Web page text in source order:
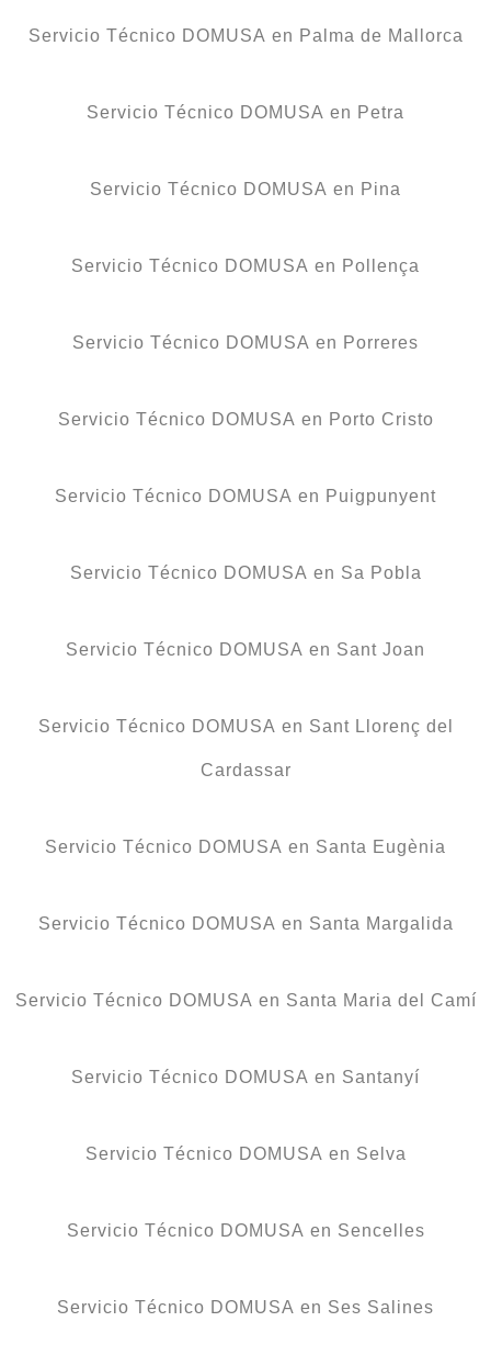
Servicio Técnico DOMUSA en Palma de Mallorca
Servicio Técnico DOMUSA en Petra
Servicio Técnico DOMUSA en Pina
Servicio Técnico DOMUSA en Pollença
Servicio Técnico DOMUSA en Porreres
Servicio Técnico DOMUSA en Porto Cristo
Servicio Técnico DOMUSA en Puigpunyent
Servicio Técnico DOMUSA en Sa Pobla
Servicio Técnico DOMUSA en Sant Joan
Servicio Técnico DOMUSA en Sant Llorenç del
Cardassar
Servicio Técnico DOMUSA en Santa Eugènia
Servicio Técnico DOMUSA en Santa Margalida
Servicio Técnico DOMUSA en Santa Maria del Camí
Servicio Técnico DOMUSA en Santanyí
Servicio Técnico DOMUSA en Selva
Servicio Técnico DOMUSA en Sencelles
Servicio Técnico DOMUSA en Ses Salines